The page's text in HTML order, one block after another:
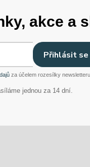
akce a
Přihlásit se
za účelem rozesílky newsletteru.
jednou za 14 dní.